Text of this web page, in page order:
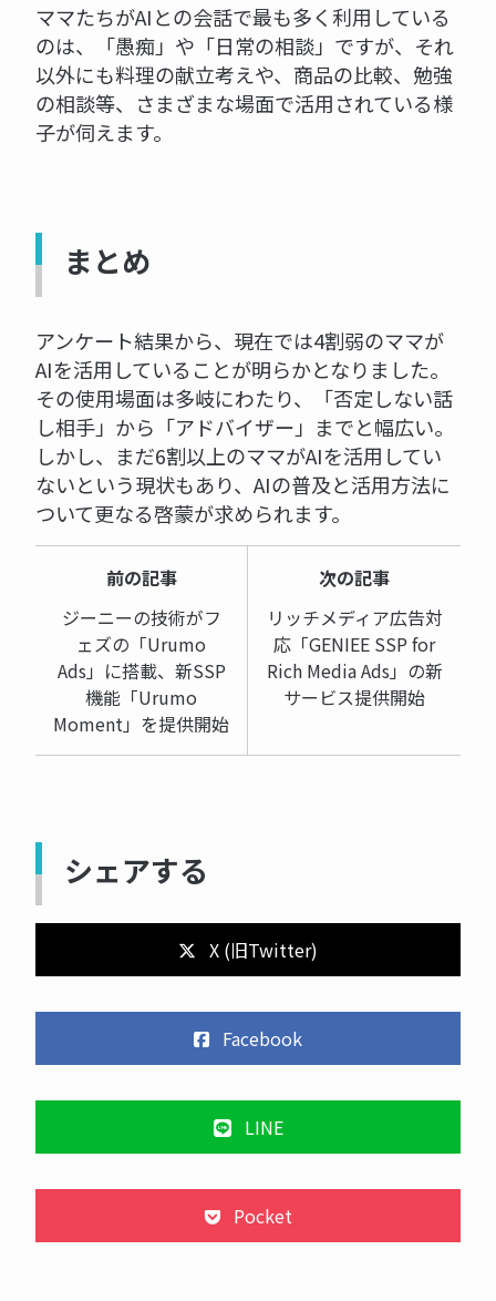
ママたちがAIとの会話で最も多く利用している
のは、「愚痴」や「日常の相談」ですが、それ
以外にも料理の献立考えや、商品の比較、勉強
の相談等、さまざまな場面で活用されている様
子が伺えます。
まとめ
アンケート結果から、現在では4割弱のママが
AIを活用していることが明らかとなりました。
その使用場面は多岐にわたり、「否定しない話
し相手」から「アドバイザー」までと幅広い。
しかし、まだ6割以上のママがAIを活用してい
ないという現状もあり、AIの普及と活用方法に
ついて更なる啓蒙が求められます。
前の記事
ジーニーの技術がフ
ェズの「Urumo
Ads」に搭載、新SSP
機能「Urumo
Moment」を提供開始
次の記事
リッチメディア広告対
応「GENIEE SSP for
Rich Media Ads」の新
サービス提供開始
シェアする
X (旧Twitter)
Facebook
LINE
Pocket